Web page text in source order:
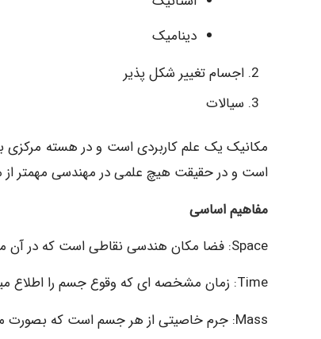
دینامیک
اجسام تغییر شکل پذیر
سیالات
مکانیک یک علم کاربردی است و در هسته مرکزی
است و در حقیقت هیچ علمی در مهندسی مهمتر
مفاهیم اساسی
Space: فضا مکان هندسی نقاطی است که در آن میدانی سه بعدی برای نقاط بکار برده می شود.
Time: زمان مشخصه ای که وقوع جسم را اطلاع میدهد. شاخص توالی رویدادها
Mass: جرم خاصیتی از هر جسم است که بصورت مقدار جاذبه گرانشی ظاهر می شود.